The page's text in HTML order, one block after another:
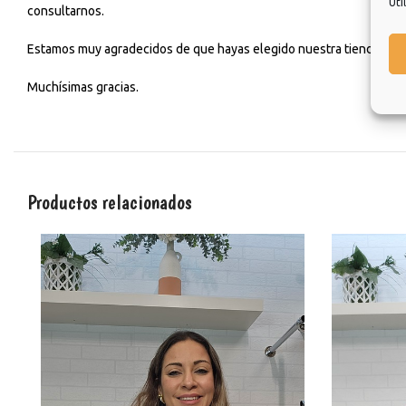
consultarnos.
Estamos muy agradecidos de que hayas elegido nuestra tienda y
Muchísimas gracias.
Productos relacionados